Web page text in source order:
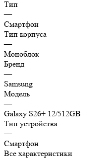
Тип
—
Смартфон
Тип корпуса
—
Моноблок
Бренд
—
Samsung
Модель
—
Galaxy S26+ 12/512GB
Тип устройства
—
Смартфон
Все характеристики